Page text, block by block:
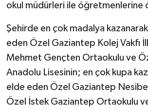
okul müdürleri ile öğretmenlerine
Şehirde en çok madalya
eden Özel Gaziantep Kolej Vakfı
Mehmet Gençten Ortaokulu ve
Anadolu Lisesinin; en çok kupa
elde eden Özel Gaziantep Nesibe
Özel İstek Gaziantep Ortaokulu